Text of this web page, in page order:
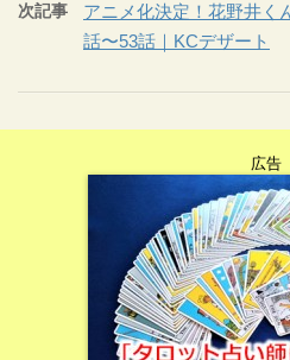
次記事
アニメ化決定！花野井く
話〜53話｜KCデザート
広告